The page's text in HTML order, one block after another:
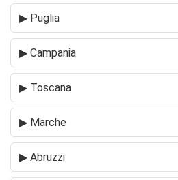
▶ Puglia
▶ Campania
▶ Toscana
▶ Marche
▶ Abruzzi